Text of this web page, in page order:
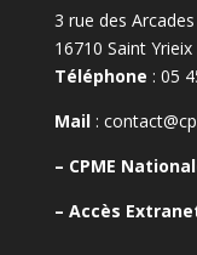
3 rue des Arcades
16710 Saint
Téléphone : 05
Mail:
– CPME
– Accès